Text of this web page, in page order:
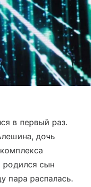
в первый раз.
дочь
родился сын
пара распалась.